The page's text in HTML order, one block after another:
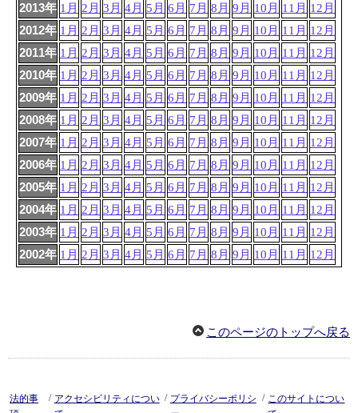
2013年 1月 2月 3月 4月 5月 6月 7月 8月 9月 10月 11月 12月
2012年 1月 2月 3月 4月 5月 6月 7月 8月 9月 10月 11月 12月
2011年 1月 2月 3月 4月 5月 6月 7月 8月 9月 10月 11月 12月
2010年 1月 2月 3月 4月 5月 6月 7月 8月 9月 10月 11月 12月
2009年 1月 2月 3月 4月 5月 6月 7月 8月 9月 10月 11月 12月
2008年 1月 2月 3月 4月 5月 6月 7月 8月 9月 10月 11月 12月
2007年 1月 2月 3月 4月 5月 6月 7月 8月 9月 10月 11月 12月
2006年 1月 2月 3月 4月 5月 6月 7月 8月 9月 10月 11月 12月
2005年 1月 2月 3月 4月 5月 6月 7月 8月 9月 10月 11月 12月
2004年 1月 2月 3月 4月 5月 6月 7月 8月 9月 10月 11月 12月
2003年 1月 2月 3月 4月 5月 6月 7月 8月 9月 10月 11月 12月
2002年 1月 2月 3月 4月 5月 6月 7月 8月 9月 10月 11月 12月
このページのトップへ戻る
法的事
/ アクセシビリティについ / プライバシーポリシ
/ このサイトについ